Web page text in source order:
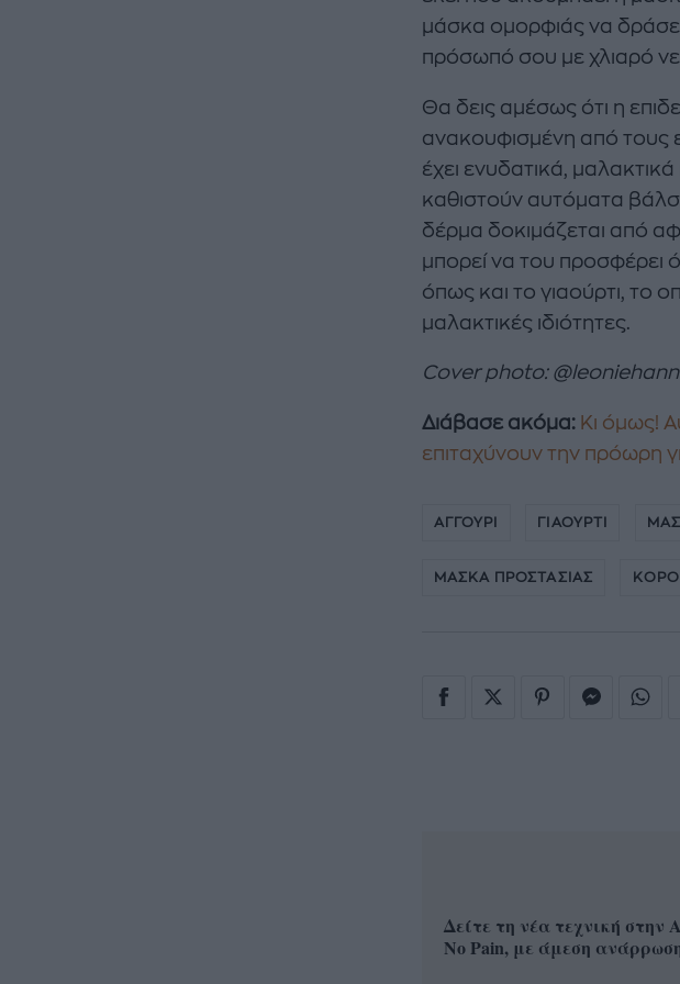
μάσκα ομορφιάς να
πρόσωπό σου με χλιαρό
Θα δεις αμέσως ότι η
ανακουφισμένη από τους
έχει ενυδατικά,
καθιστούν αυτόματα
δέρμα δοκιμάζεται από
μπορεί να του προσφέρει
όπως και το γιαούρτι, το
μαλακτικές ιδιότητες.
Cover photo:
Διάβασε ακόμα: Κι όμως!
επιταχύνουν την πρόωρη
ΑΓΓΟΥΡΙ ΓΙΑΟΥΡΤΙ
ΜΑΣΚΑ ΠΡΟΣΤΑΣΙΑΣ
Δείτε τη νέα τεχνική στην
No Pain, με άμεση